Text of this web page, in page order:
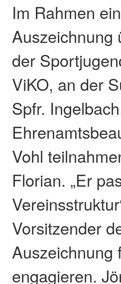
Im Rahmen
Auszeichnung
der
ViKO, an der
Spfr.
Vohl
Florian. „Er
Vorsitzender
Auszeichnung
engagieren.